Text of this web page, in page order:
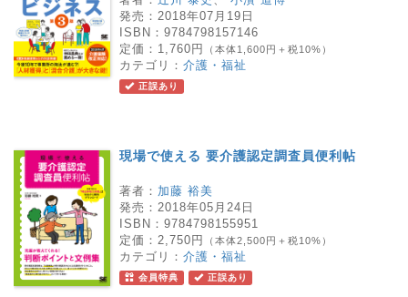
発売： 2018年07月19日
ISBN： 9784798157146
定価： 1,760円 （本体1,600円＋税10%）
カテゴリ： 介護・福祉
正誤あり
現場で使える 要介護認定調査員便利帖
著者： 加藤 裕美
発売： 2018年05月24日
ISBN： 9784798155951
定価： 2,750円 （本体2,500円＋税10%）
カテゴリ： 介護・福祉
会員特典 正誤あり